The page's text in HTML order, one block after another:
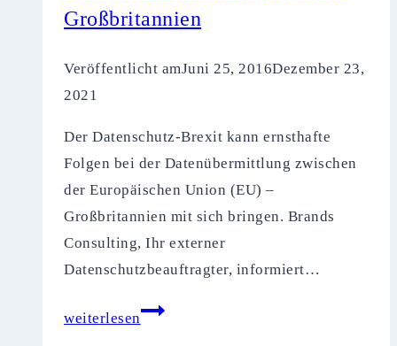
Datenschutz
Anwender
Großbritannien
Veröffentlicht amJuni 25, 2016Dezember 23,
2021
Der Datenschutz-Brexit kann ernsthafte
Folgen bei der Datenübermittlung zwischen
der Europäischen Union (EU) –
Großbritannien mit sich bringen. Brands
Consulting, Ihr externer
Datenschutzbeauftragter, informiert…
weiterlesenDatenschutz-